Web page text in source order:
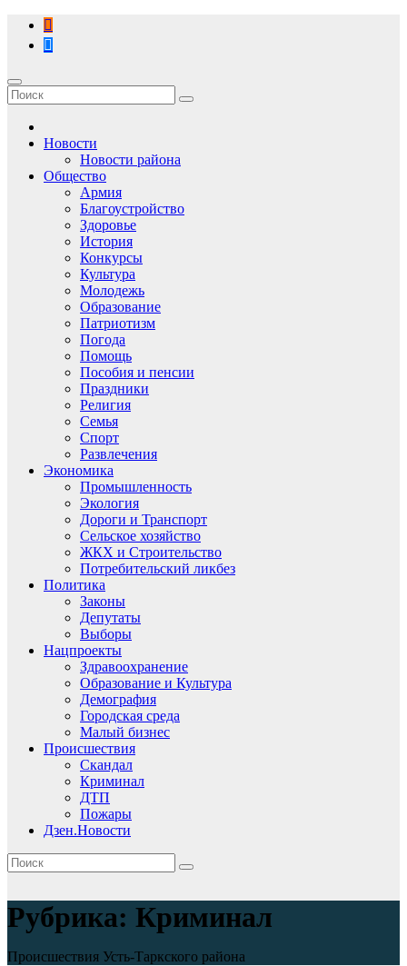
Перейти
содержимому
Новости
Новости района
Общество
Армия
Благоустройство
Здоровье
История
Конкурсы
Культура
Молодежь
Образование
Патриотизм
Погода
Помощь
Пособия и пенсии
Праздники
Религия
Семья
Спорт
Развлечения
Экономика
Промышленность
Экология
Дороги и Транспорт
Сельское хозяйство
ЖКХ и Строительство
Потребительский ликбез
Политика
Законы
Депутаты
Выборы
Нацпроекты
Здравоохранение
Образование и Культура
Демография
Городская среда
Малый бизнес
Происшествия
Скандал
Криминал
ДТП
Пожары
Дзен.Новости
Рубрика: Криминал
Происшествия Усть-Таркского района